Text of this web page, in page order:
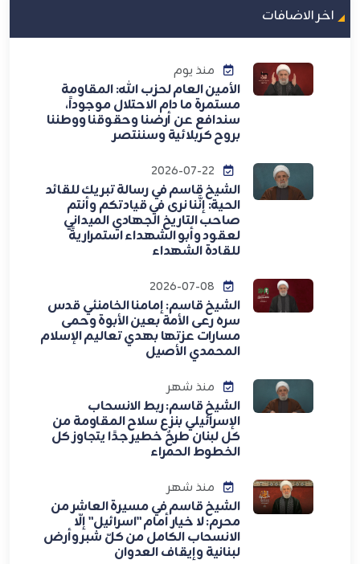
اخر الاضافات
منذ يوم
الأمين العام لحزب الله: المقاومة
مستمرة ما دام الاحتلال موجوداً،
سندافع عن أرضنا وحقوقنا ووطننا
بروح كربلائية وسننتصر
الشيخ قاسم في رسالة تبريك للقائد
الحية: إنَّنا نرى في قيادتكم وأنتم
صاحب التاريخ الجهادي الميداني
لعقود وأبو الشهداء استمراريةً
للقادة الشهداء
الشيخ قاسم: إمامنا الخامنئي قدس
سره رعى الأمة بعين الأبوة وحمى
مسارات عزتها بهدي تعاليم الإسلام
المحمدي الأصيل
منذ شهر
الشيخ قاسم: ربط الانسحاب
الإسرائيلي بنزع سلاح المقاومة من
كل لبنان طرحٌ خطير جدًا يتجاوز كل
الخطوط الحمراء
منذ شهر
الشيخ قاسم في مسيرة العاشر من
محرم: لا خيار أمام "اسرائيل" إلّا
الانسحاب الكامل من كلّ شبر وأرض
لبنانية وإيقاف العدوان